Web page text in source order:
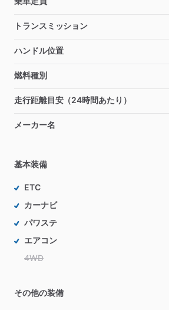
トランスミッション
ハンドル位置
燃料種別
走行距離目安（24時間あたり）
メーカー名
基本装備
ETC
カーナビ
パワステ
エアコン
4WD
その他の装備